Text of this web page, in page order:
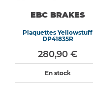
EBC BRAKES
Plaquettes Yellowstuff
DP41835R
280,90 €
En stock